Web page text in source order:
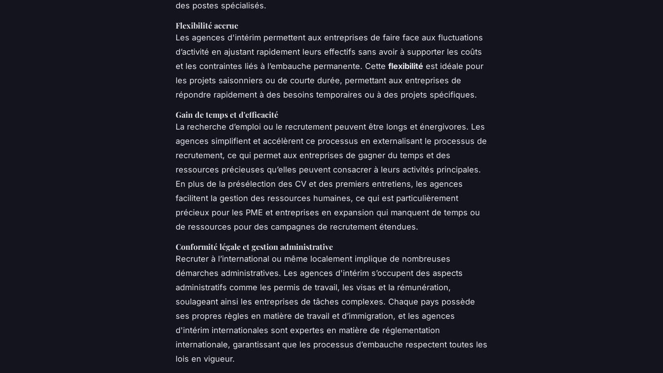
des postes spécialisés.
Flexibilité accrue
Les agences d'intérim permettent aux entreprises de faire face aux fluctuations
d’activité en ajustant rapidement leurs effectifs sans avoir à supporter les coûts
et les contraintes liés à l’embauche permanente. Cette flexibilité est idéale pour
les projets saisonniers ou de courte durée, permettant aux entreprises de
répondre rapidement à des besoins temporaires ou à des projets spécifiques.
Gain de temps et d'efficacité
La recherche d’emploi ou le recrutement peuvent être longs et énergivores. Les
agences simplifient et accélèrent ce processus en externalisant le processus de
recrutement, ce qui permet aux entreprises de gagner du temps et des
ressources précieuses qu’elles peuvent consacrer à leurs activités principales.
En plus de la présélection des CV et des premiers entretiens, les agences
facilitent la gestion des ressources humaines, ce qui est particulièrement
précieux pour les PME et entreprises en expansion qui manquent de temps ou
de ressources pour des campagnes de recrutement étendues.
Conformité légale et gestion administrative
Recruter à l’international ou même localement implique de nombreuses
démarches administratives. Les agences d'intérim s’occupent des aspects
administratifs comme les permis de travail, les visas et la rémunération,
soulageant ainsi les entreprises de tâches complexes. Chaque pays possède
ses propres règles en matière de travail et d’immigration, et les agences
d'intérim internationales sont expertes en matière de réglementation
internationale, garantissant que les processus d’embauche respectent toutes les
lois en vigueur.